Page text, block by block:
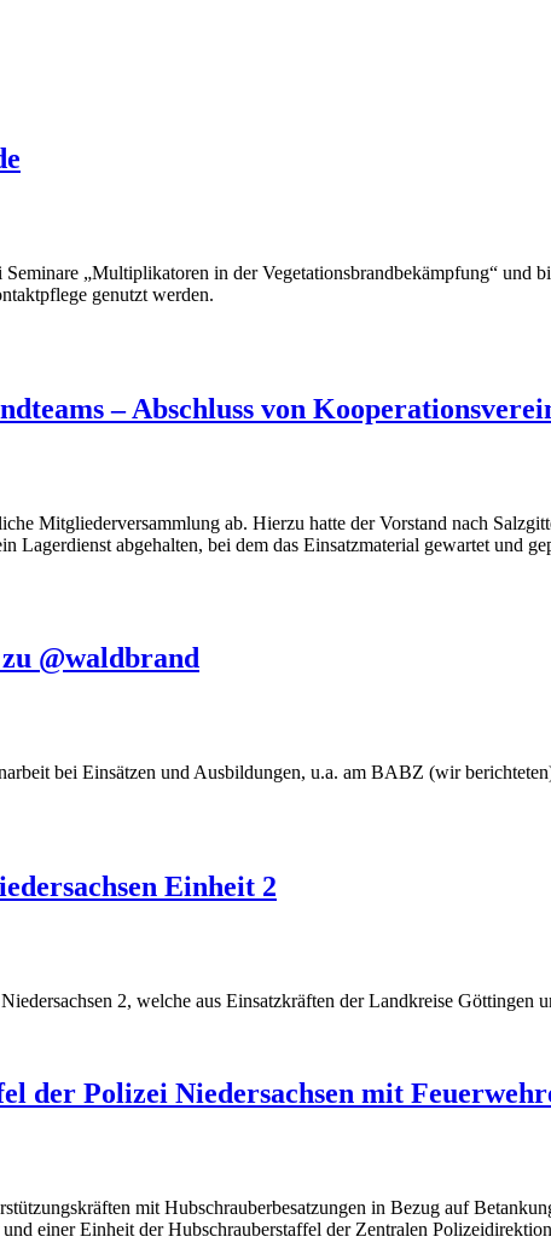
„Multiplikatoren in der Vegetationsbrandbekämpfung“ und
genutzt werden.
– Abschluss von
Mitgliederversammlung ab. Hierzu hatte der Vorstand nach
Lagerdienst abgehalten, bei dem das Einsatzmaterial gewartet und
@waldbrand
bei Einsätzen und Ausbildungen, u.a. am BABZ (wir
Einheit 2
2, welche aus Einsatzkräften der Landkreise
der Polizei Niedersachsen mit
mit Hubschrauberbesatzungen in Bezug auf
einer Einheit der Hubschrauberstaffel der Zentralen